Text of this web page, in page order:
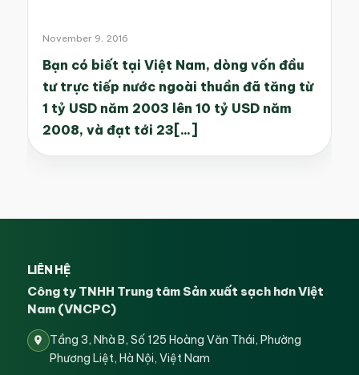
November 9, 2016
Bạn có biết tại Việt Nam, dòng vốn đầu
tư trực tiếp nước ngoài thuần đã tăng từ
1 tỷ USD năm 2003 lên 10 tỷ USD năm
2008, và đạt tới 23[...]
LIÊN HỆ
Công ty TNHH Trung tâm Sản xuất sạch hơn Việt
Nam (VNCPC)
Tầng 3, Nhà B, Số 125 Hoàng Văn Thái, Phường
Phương Liệt, Hà Nội, Việt Nam